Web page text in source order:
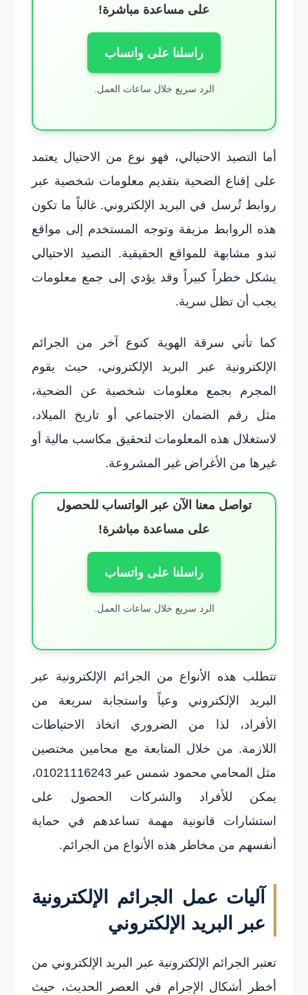
على مساعدة مباشرة!
راسلنا على واتساب
الرد سريع خلال ساعات العمل.
أما التصيد الاحتيالي، فهو نوع من الاحتيال يعتمد
على إقناع الضحية بتقديم معلومات شخصية عبر
روابط تُرسل في البريد الإلكتروني. غالباً ما تكون
هذه الروابط مزيفة وتوجه المستخدم إلى مواقع
تبدو مشابهة للمواقع الحقيقية. التصيد الاحتيالي
يشكل خطراً كبيراً وقد يؤدي إلى جمع معلومات
يجب أن تظل سرية.
كما تأتي سرقة الهوية كنوع آخر من الجرائم
الإلكترونية عبر البريد الإلكتروني، حيث يقوم
المجرم بجمع معلومات شخصية عن الضحية،
مثل رقم الضمان الاجتماعي أو تاريخ الميلاد،
لاستغلال هذه المعلومات لتحقيق مكاسب مالية أو
غيرها من الأغراض غير المشروعة.
تواصل معنا الآن عبر الواتساب للحصول
على مساعدة مباشرة!
راسلنا على واتساب
الرد سريع خلال ساعات العمل.
تتطلب هذه الأنواع من الجرائم الإلكترونية عبر
البريد الإلكتروني وعياً واستجابة سريعة من
الأفراد، لذا من الضروري اتخاذ الاحتياطات
اللازمة. من خلال المتابعة مع محامين مختصين
مثل المحامي محمود شمس عبر 01021116243،
يمكن للأفراد والشركات الحصول على
استشارات قانونية مهمة تساعدهم في حماية
أنفسهم من مخاطر هذه الأنواع من الجرائم.
آليات عمل الجرائم الإلكترونية
عبر البريد الإلكتروني
تعتبر الجرائم الإلكترونية عبر البريد الإلكتروني من
أخطر أشكال الإجرام في العصر الحديث، حيث